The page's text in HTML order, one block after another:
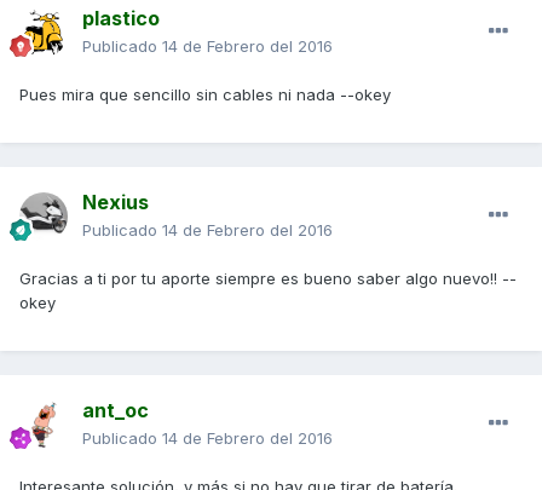
plastico
Publicado 14 de Febrero del 2016
Pues mira que sencillo sin cables ni nada --okey
Nexius
Publicado 14 de Febrero del 2016
Gracias a ti por tu aporte siempre es bueno saber algo nuevo!! --
okey
ant_oc
Publicado 14 de Febrero del 2016